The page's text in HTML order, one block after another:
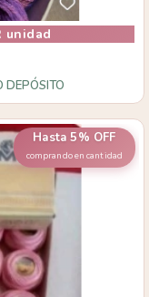
unidad
DEPÓSITO
Hasta 5% OFF
comprando en cantidad